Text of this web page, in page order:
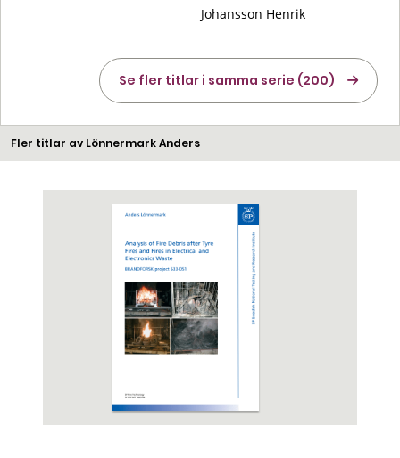
Johansson Henrik
Se fler titlar i samma serie (200)
Fler titlar av Lönnermark Anders